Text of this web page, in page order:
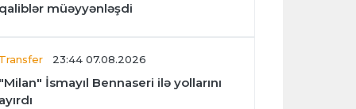
müəyyənləşdi
23:44 07.08.2026
İsmayıl Bennaseri ilə yollarını